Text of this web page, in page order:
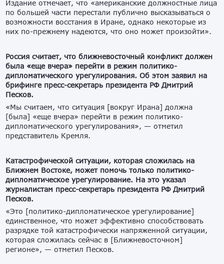
Издание отмечает, что «американские должностные лица
по большей части перестали публично высказываться о
возможности восстания в Иране, однако некоторые из
них по-прежнему надеются, что оно может произойти».
Россия считает, что ближневосточный конфликт должен
была «еще вчера» перейти в режим политико-
дипломатического урегулирования. Об этом заявил на
брифинге пресс-секретарь президента РФ Дмитрий
Песков.
«Мы считаем, что ситуация [вокруг Ирана] должна
[была] «еще вчера» перейти в режим политико-
дипломатического урегулирования», — отметил
представитель Кремля.
Катастрофической ситуации, которая сложилась на
Ближнем Востоке, может помочь только политико-
дипломатическое урегулирование. На это указал
журналистам пресс-секретарь президента РФ Дмитрий
Песков.
«Это [политико-дипломатическое урегулирование]
единственное, что может эффективно способствовать
разрядке той катастрофически напряженной ситуации,
которая сложилась сейчас в [Ближневосточном]
регионе», — отметил Песков.